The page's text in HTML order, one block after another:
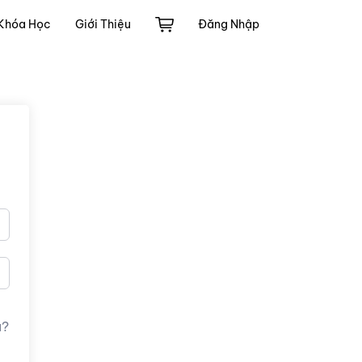
Học Giới Thiệu Đăng Nhập